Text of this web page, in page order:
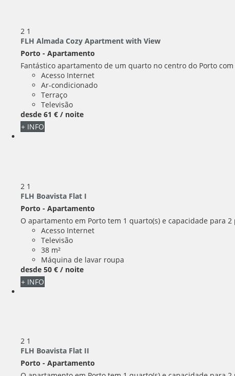
2 1
FLH Almada Cozy Apartment with View
Porto - Apartamento
Fantástico apartamento de um quarto no centro do Porto
Acesso Internet
Ar-condicionado
Terraço
Televisão
desde 61 € / noite
+ INFO
2 1
FLH Boavista Flat I
Porto - Apartamento
O apartamento em Porto tem 1 quarto(s) e capacidade para
Acesso Internet
Televisão
38 m²
Máquina de lavar roupa
desde 50 € / noite
+ INFO
2 1
FLH Boavista Flat II
Porto - Apartamento